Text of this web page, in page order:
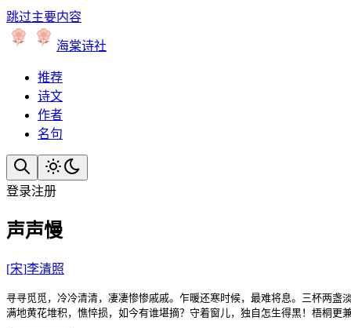
跳过主要内容
海棠诗社
推荐
诗文
作者
名句
登录注册
声声慢
[宋]李清照
寻寻觅觅，冷冷清清，凄凄惨惨戚戚。乍暖还寒时候，最难将息。三杯两盏
满地黄花堆积，憔悴损，如今有谁堪摘？守着窗儿，独自怎生得黑！梧桐更